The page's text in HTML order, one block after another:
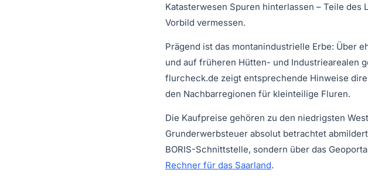
Katasterwesen Spuren hinterlassen – Teile
Vorbild vermessen.
Prägend ist das montanindustrielle Erbe: Über
und auf früheren Hütten- und Industriearealen
flurcheck.de zeigt entsprechende Hinweise
den Nachbarregionen für kleinteilige Fluren.
Die Kaufpreise gehören zu den niedrigsten
Grunderwerbsteuer absolut betrachtet
BORIS-Schnittstelle, sondern über das
Rechner für das Saarland.